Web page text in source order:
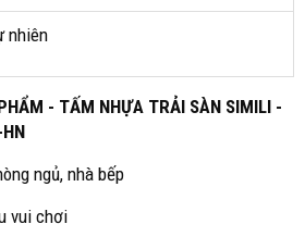
nhiên
- TẤM NHỰA TRẢI SÀN SIMILI -
ngủ, nhà bếp
vui chơi